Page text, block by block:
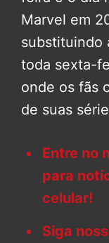
Marvel em
substituindo
toda sexta-
onde os fãs
de suas
Entre no
para
celular!
Siga